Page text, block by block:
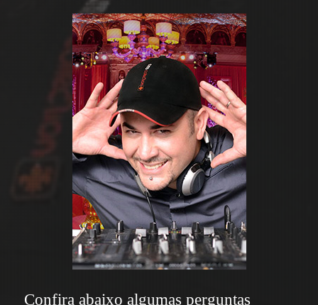
Confira abaixo algumas perguntas